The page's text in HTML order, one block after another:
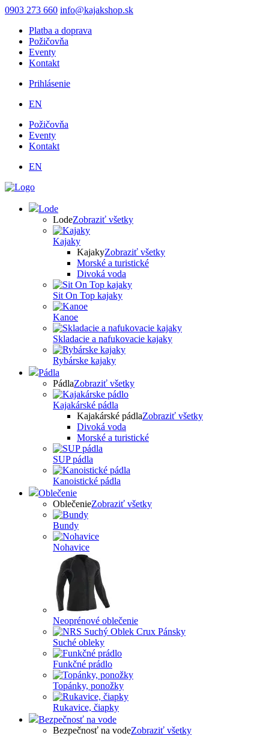
Skočiť
hlavný
obsah
0903 273 660 info@kajakshop.sk
Platba a doprava
Požičovňa
Eventy
Kontakt
Používateľské
Prihlásenie
EN
Požičovňa
Eventy
Kontakt
EN
Lode
LodeZobraziť všetky
Kajaky
KajakyZobraziť všetky
Morské a turistické
Divoká voda
Sit On Top kajaky
Kanoe
Skladacie a nafukovacie kajaky
Rybárske kajaky
Pádla
PádlaZobraziť všetky
Kajakárské pádla
Kajakárské pádlaZobraziť všetky
Divoká voda
Morské a turistické
SUP pádla
Kanoistické pádla
Oblečenie
OblečenieZobraziť všetky
Bundy
Nohavice
Neoprénové oblečenie
Suché obleky
Funkčné prádlo
Topánky, ponožky
Rukavice, čiapky
Bezpečnosť na vode
Bezpečnosť na vodeZobraziť všetky